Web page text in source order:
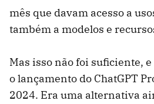
mês que davam acesso a
também a modelos e
Mas isso não foi suficiente,
o lançamento do ChatGPT
2024. Era uma alternativa